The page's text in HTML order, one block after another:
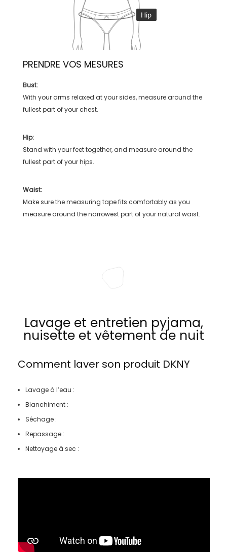
PRENDRE VOS MESURES
Bust:
With your arms relaxed at your sides, measure around the
fullest part of your chest.
Hip:
Stand with your feet together, and measure around the
fullest part of your hips.
Waist:
Make sure the measuring tape fits comfortably as you
measure around the narrowest part of your natural waist.
Lavage et entretien pyjama,
nuisette et vêtement de nuit
Comment laver son produit DKNY
Lavage à l’eau :
Blanchiment :
Séchage :
Repassage :
Nettoyage à sec :